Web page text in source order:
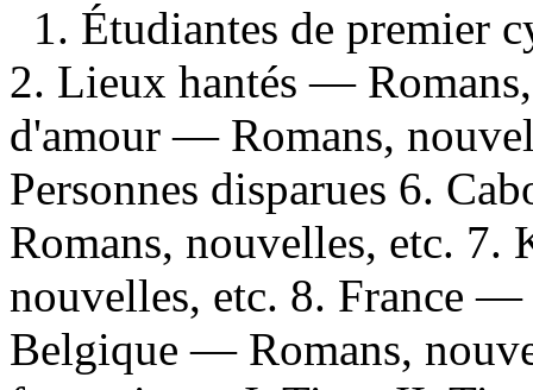
1. Étudiantes de premier
2. Lieux hantés —
d'amour — Romans,
Personnes disparues 6.
Romans, nouvelles, etc.
nouvelles, etc. 8. France —
Belgique — Romans,